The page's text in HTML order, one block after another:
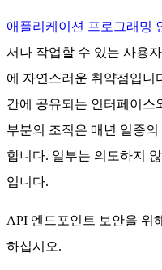
애플리케이션 프로그래밍
서나 작업할 수 있는 사용
에 자연스러운 취약점입니
간에 공유되는 인터페이스
부분의 조직은 매년 일종의
합니다. 일부는 의도하지
입니다.
API 엔드포인트 보안을 위
하십시오.